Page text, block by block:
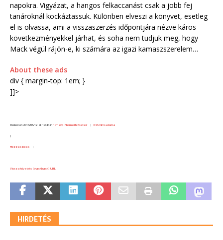
napokra. Vigyázat, a hangos felkaccanást csak a jobb fej
tanároknál kockáztassuk. Különben elveszi a könyvet, esetleg
el is olvassa, ami a visszaszerzés időpontjára nézve káros
következményekkel járhat, és soha nem tudjuk meg, hogy
Mack végül rájön-e, ki számára az igazi kamaszszerelem…
About these ads
div { margin-top: 1em; }
]]>
Posted on 2013/05/12 at 19:44 in 10+ év, Németh Eszter | RSS hírcsatorna
|
Hozzászólás |
Visszakövetés (trackback) URL
HIRDETÉS